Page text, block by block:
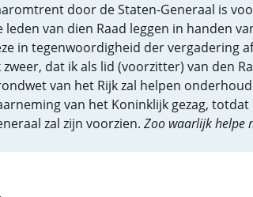
door de Staten-Generaal is
leden van dien Raad leggen in handen
in tegenwoordigheid der vergadering
zweer, dat ik als lid (voorzitter) van den
van het Rijk zal helpen
van het Koninklijk gezag,
zal zijn voorzien. Zoo waarlijk helpe